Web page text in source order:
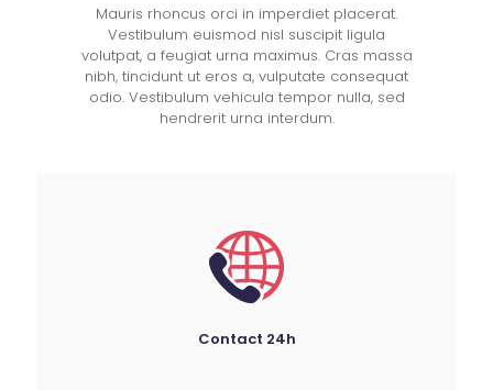
Mauris rhoncus orci in imperdiet placerat.
Vestibulum euismod nisl suscipit ligula
volutpat, a feugiat urna maximus. Cras massa
nibh, tincidunt ut eros a, vulputate consequat
odio. Vestibulum vehicula tempor nulla, sed
hendrerit urna interdum.
Contact 24h